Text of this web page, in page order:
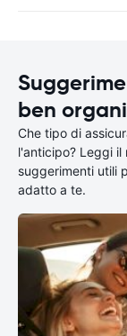
ben
Che tipo di
l'anticipo? Leggi il
suggerimenti utili
adatto a te.